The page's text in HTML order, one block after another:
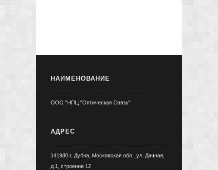
НАИМЕНОВАНИЕ
ООО "НПЦ "Оптическая Связь"
АДРЕС
141980 г. Дубна, Московская обл., ул. Дачная,
д.1, строение 12